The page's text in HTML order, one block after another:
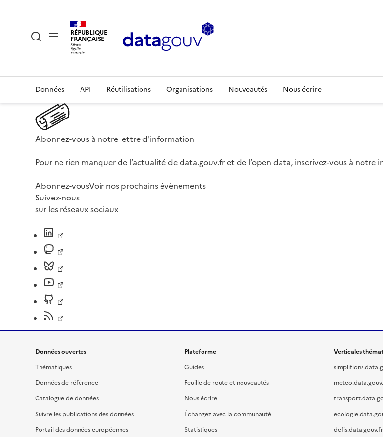
RÉPUBLIQUE
FRANÇAISE
Données API Réutilisations Organisations Nouveautés Nous écrire
Abonnez-vous à notre lettre d'information
Pour ne rien manquer de l’actualité de data.gouv.fr et de l’open data, inscrivez-vous à notre
Abonnez-vousVoir nos prochains évènements
Suivez-nous
sur les réseaux sociaux
Données ouvertes
Thématiques
Données de référence
Catalogue de données
Suivre les publications des données
Portail des données européennes
Plateforme
Guides
Feuille de route et nouveautés
Nous écrire
Échangez avec la communauté
Statistiques
Verticales
defis.data.gouv.fr